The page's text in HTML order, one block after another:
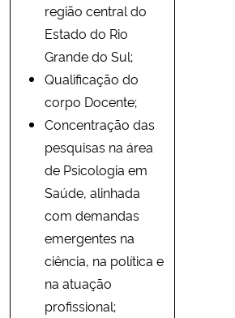
região central do
Estado do Rio
Grande do Sul;
Qualificação do
corpo Docente;
Concentração das
pesquisas na área
de Psicologia em
Saúde, alinhada
com demandas
emergentes na
ciência, na política e
na atuação
profissional;